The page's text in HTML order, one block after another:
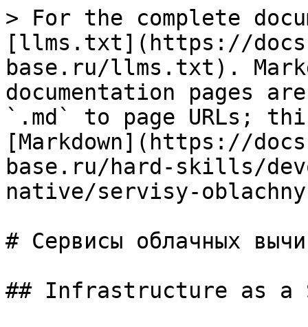
> For the complete
[llms.txt](https://
base.ru/llms.txt).
documentation pages
`.md` to page URLs;
[Markdown](https://
base.ru/hard-skills/
native/servisy-
# Сервисы облачных
## Infrastructure as a